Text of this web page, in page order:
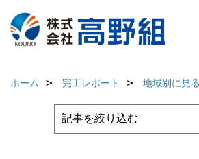
ホーム 完工レポート 地域別に見る